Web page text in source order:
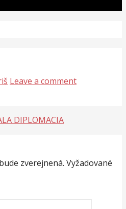
Leave a comment
DIPLOMACIA
zverejnená. Vyžadované